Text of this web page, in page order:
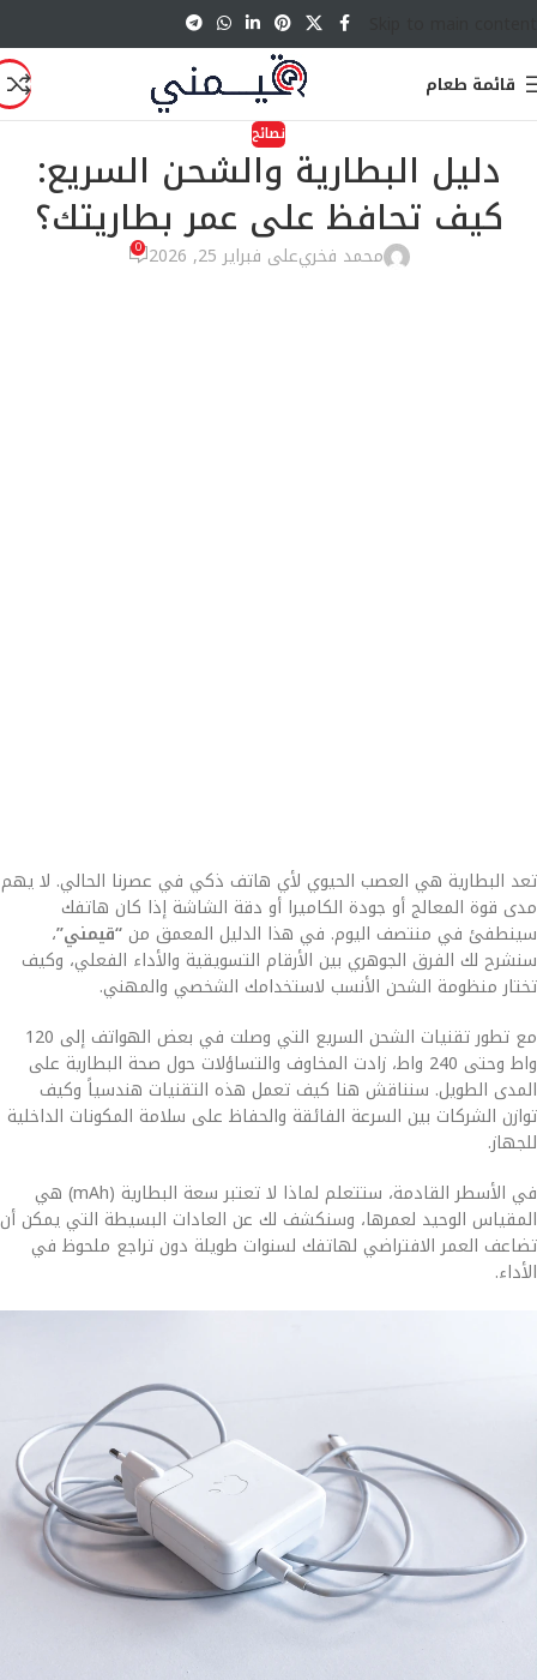
قائمة طعام
نصائح
دليل البطارية والشحن السريع:
كيف تحافظ على عمر بطاريتك؟
محمد فخريعلى فبراير 25, 2026 0
تعد البطارية هي العصب الحيوي لأي هاتف ذكي في عصرنا الحالي. لا يهم
مدى قوة المعالج أو جودة الكاميرا أو دقة الشاشة إذا كان هاتفك
سينطفئ في منتصف اليوم. في هذا الدليل المعمق من “قيمني”،
سنشرح لك الفرق الجوهري بين الأرقام التسويقية والأداء الفعلي، وكيف
تختار منظومة الشحن الأنسب لاستخدامك الشخصي والمهني.
مع تطور تقنيات الشحن السريع التي وصلت في بعض الهواتف إلى 120
واط وحتى 240 واط، زادت المخاوف والتساؤلات حول صحة البطارية على
المدى الطويل. سنناقش هنا كيف تعمل هذه التقنيات هندسياً وكيف
توازن الشركات بين السرعة الفائقة والحفاظ على سلامة المكونات الداخلية
للجهاز.
في الأسطر القادمة، ستتعلم لماذا لا تعتبر سعة البطارية (mAh) هي
المقياس الوحيد لعمرها، وسنكشف لك عن العادات البسيطة التي يمكن أن
تضاعف العمر الافتراضي لهاتفك لسنوات طويلة دون تراجع ملحوظ في
الأداء.